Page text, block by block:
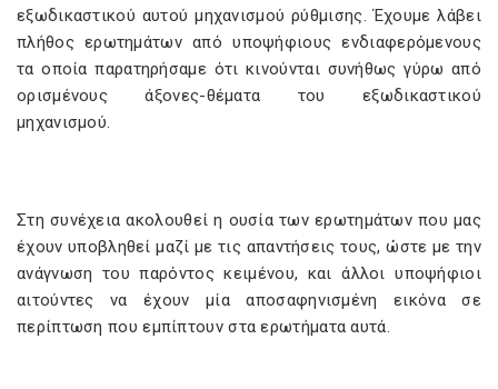
εξωδικαστικού αυτού μηχανισμού ρύθμισης. Έχουμε λάβει
πλήθος ερωτημάτων από υποψήφιους ενδιαφερόμενους
τα οποία παρατηρήσαμε ότι κινούνται συνήθως γύρω από
ορισμένους άξονες-θέματα του εξωδικαστικού
μηχανισμού.
Στη συνέχεια ακολουθεί η ουσία των ερωτημάτων που μας
έχουν υποβληθεί μαζί με τις απαντήσεις τους, ώστε με την
ανάγνωση του παρόντος κειμένου, και άλλοι υποψήφιοι
αιτούντες να έχουν μία αποσαφηνισμένη εικόνα σε
περίπτωση που εμπίπτουν στα ερωτήματα αυτά.